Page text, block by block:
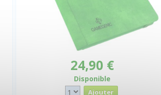
24,90 €
Disponible